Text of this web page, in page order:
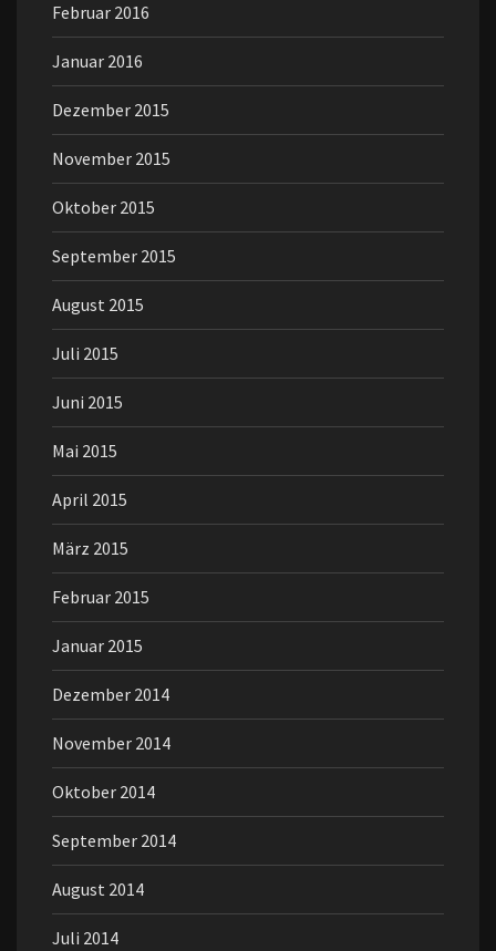
Februar 2016
Januar 2016
Dezember 2015
November 2015
Oktober 2015
September 2015
August 2015
Juli 2015
Juni 2015
Mai 2015
April 2015
März 2015
Februar 2015
Januar 2015
Dezember 2014
November 2014
Oktober 2014
September 2014
August 2014
Juli 2014